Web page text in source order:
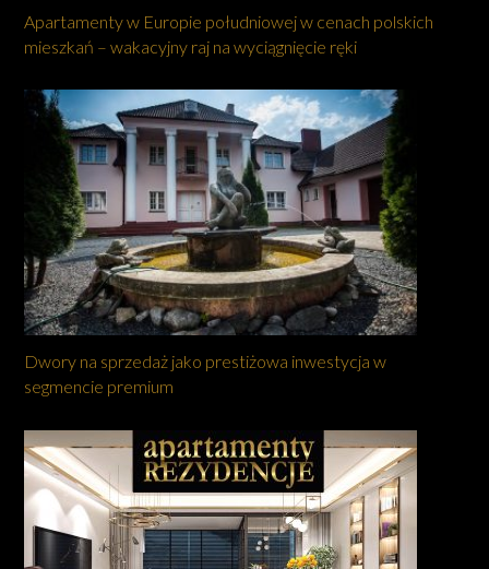
Apartamenty w Europie południowej w cenach polskich
mieszkań – wakacyjny raj na wyciągnięcie ręki
Dwory na sprzedaż jako prestiżowa inwestycja w
segmencie premium